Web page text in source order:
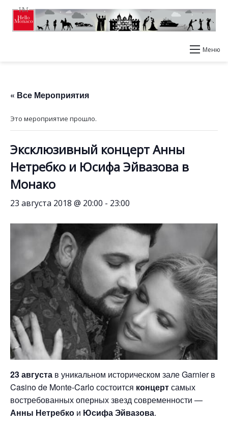
Меню
« Все Мероприятия
Это мероприятие прошло.
Эксклюзивный концерт Анны
Нетребко и Юсифа Эйвазова в
Монако
23 августа 2018 @ 20:00 - 23:00
23 августа в уникальном историческом зале Garnier в
Casino de Monte-Carlo состоится концертсамых
востребованных оперных звезд современности —
Анны Нетребко и Юсифа Эйвазова.